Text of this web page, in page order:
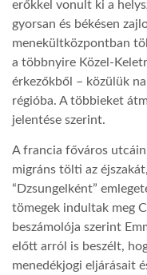
GLOBOZSARU
DOBRAVERO.HU
LATIMO.HU
erőkkel vonult ki a
gyorsan és békésen
menekültközpontban
a többnyire Közel-
érkezőkből – közülük
régióba. A többieket
jelentése szerint.
A francia főváros
migráns tölti az
“Dzsungelként”
tömegek indultak meg
beszámolója szerint
előtt arról is beszélt,
menedékjogi eljárásait